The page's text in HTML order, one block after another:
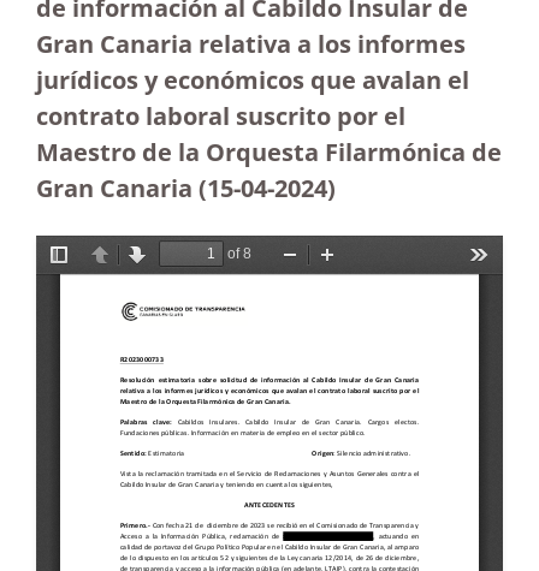
de información al Cabildo Insular de
Gran Canaria relativa a los informes
jurídicos y económicos que avalan el
contrato laboral suscrito por el
Maestro de la Orquesta Filarmónica de
Gran Canaria (15-04-2024)